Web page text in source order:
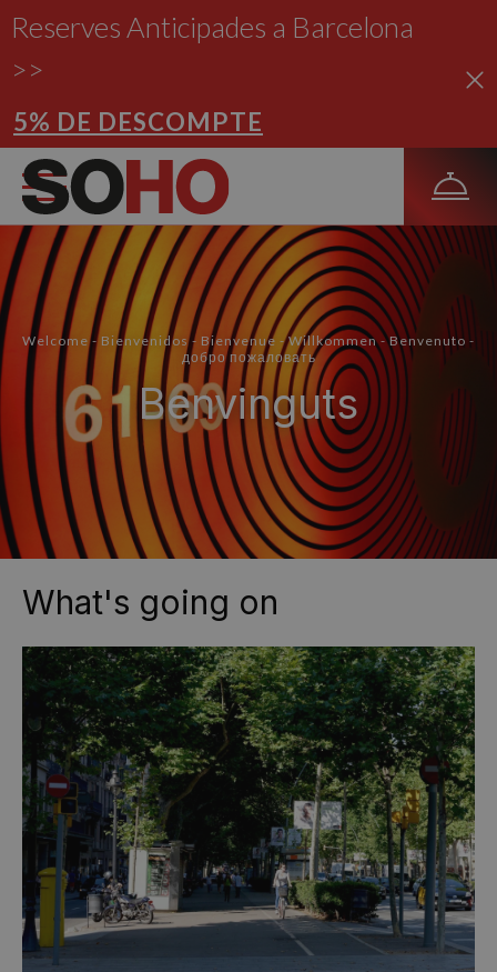
Reserves Anticipades a Barcelona
>>
5% DE DESCOMPTE
Welcome - Bienvenidos - Bienvenue - Willkommen - Benvenuto -
добро пожаловать
Benvinguts
What's going on